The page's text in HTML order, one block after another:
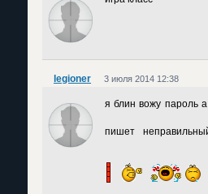
legioner 3 июля 2014 12:38
я блин вожу пароль
пишет